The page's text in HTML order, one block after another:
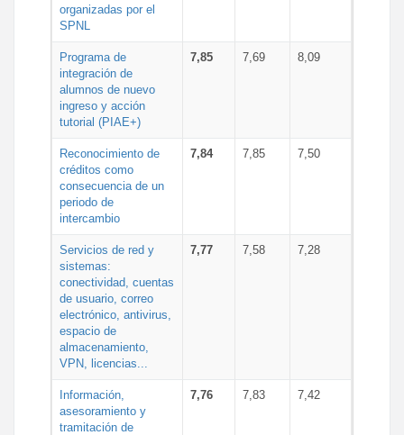
organizadas por el
SPNL
Programa de
integración de
alumnos de nuevo
ingreso y acción
tutorial (PIAE+)
7,85 7,69 8,09
Reconocimiento de
créditos como
consecuencia de un
periodo de
intercambio
7,84 7,85 7,50
Servicios de red y
sistemas:
conectividad, cuentas
de usuario, correo
electrónico, antivirus,
espacio de
almacenamiento,
VPN, licencias...
7,77 7,58 7,28
Información,
asesoramiento y
tramitación de
7,76 7,83 7,42